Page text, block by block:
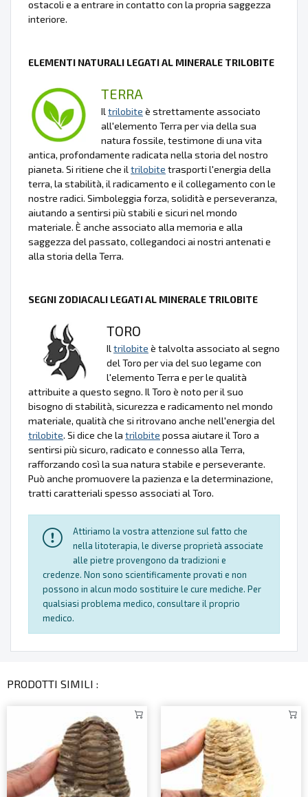
ostacoli e a entrare in contatto con la propria saggezza
interiore.
ELEMENTI NATURALI LEGATI AL MINERALE TRILOBITE
TERRA
Il trilobite è strettamente associato
all'elemento Terra per via della sua
natura fossile, testimone di una vita
antica, profondamente radicata nella storia del nostro
pianeta. Si ritiene che il trilobite trasporti l'energia della
terra, la stabilità, il radicamento e il collegamento con le
nostre radici. Simboleggia forza, solidità e perseveranza,
aiutando a sentirsi più stabili e sicuri nel mondo
materiale. È anche associato alla memoria e alla
saggezza del passato, collegandoci ai nostri antenati e
alla storia della Terra.
SEGNI ZODIACALI LEGATI AL MINERALE TRILOBITE
TORO
Il trilobite è talvolta associato al segno
del Toro per via del suo legame con
l'elemento Terra e per le qualità
attribuite a questo segno. Il Toro è noto per il suo
bisogno di stabilità, sicurezza e radicamento nel mondo
materiale, qualità che si ritrovano anche nell'energia del
trilobite. Si dice che la trilobite possa aiutare il Toro a
sentirsi più sicuro, radicato e connesso alla Terra,
rafforzando così la sua natura stabile e perseverante.
Può anche promuovere la pazienza e la determinazione,
tratti caratteriali spesso associati al Toro.
Attiriamo la vostra attenzione sul fatto che
nella litoterapia, le diverse proprietà associate
alle pietre provengono da tradizioni e
credenze. Non sono scientificamente provati e non
possono in alcun modo sostituire le cure mediche. Per
qualsiasi problema medico, consultare il proprio
medico.
PRODOTTI SIMILI :